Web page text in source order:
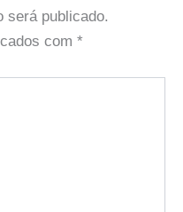
será publicado.
com *